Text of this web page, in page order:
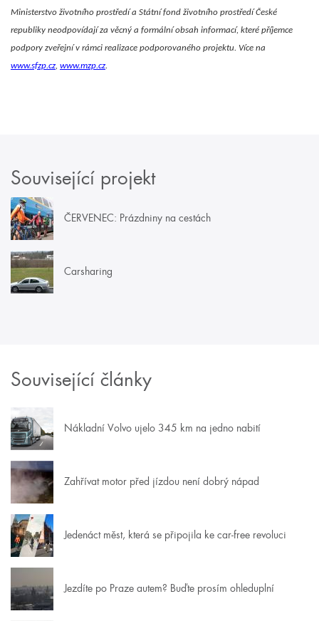
Ministerstvo životního prostředí a Státní fond životního prostředí České
republiky neodpovídají za věcný a formální obsah informací, které příjemce
podpory zveřejní v rámci realizace podporovaného projektu. Více na
www.sfzp.cz, www.mzp.cz.
Související projekt
ČERVENEC: Prázdniny na cestách
Carsharing
Související články
Nákladní Volvo ujelo 345 km na jedno nabití
Zahřívat motor před jízdou není dobrý nápad
Jedenáct měst, která se připojila ke car-free revoluci
Jezdíte po Praze autem? Buďte prosím ohleduplní